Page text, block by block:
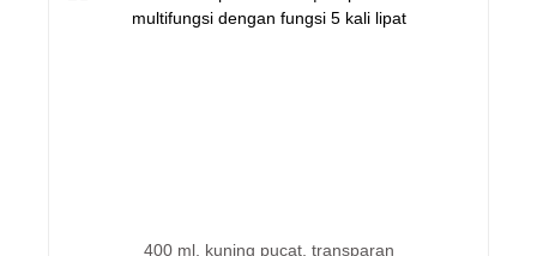
400 ml, kuning pucat, transparan